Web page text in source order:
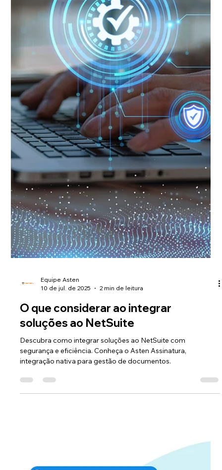
Equipe Asten
10 de jul. de 2025
2 min de leitura
Asten Assinatura com LTV: muito
mais que segurança em seus
documentos digitais
jurídica prolongada, carimbo de tempo oficial e segurança
completa para seus documentos digitais.